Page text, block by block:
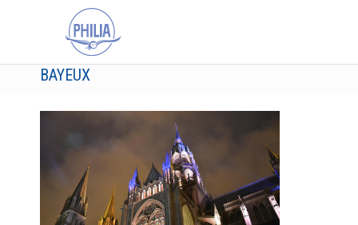
BAYEUX